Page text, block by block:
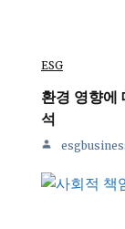
ESG
환경 영향에
석